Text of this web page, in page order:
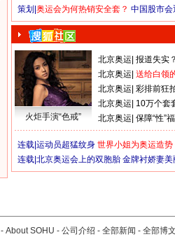
策划| 奥运会为何热销安全套？ 中国股市会
火炬手演“色戒”
北京奥运 报道失实
北京奥运 送给白领
北京奥运 彩排前狂
北京奥运 10万个套
北京奥运 保障“性”
连载| 运动员超猛纹身 世界小姐为奥运造势
连载| 北京奥运会上的双胞胎 金牌衬娇妻美
- About SOHU - 公司介绍 - 全部新闻 - 全部博文